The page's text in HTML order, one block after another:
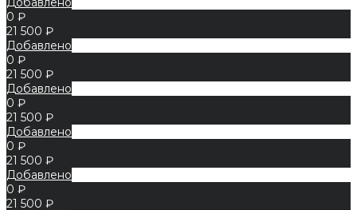
0 ₽
21 500 ₽
Добавлено
0 ₽
21 500 ₽
Добавлено
0 ₽
21 500 ₽
Добавлено
0 ₽
21 500 ₽
Добавлено
0 ₽
21 500 ₽